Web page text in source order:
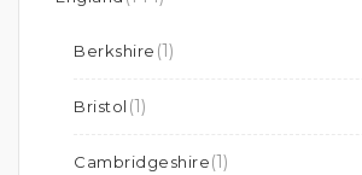
Berkshire (1)
Bristol (1)
Cambridgeshire(1)